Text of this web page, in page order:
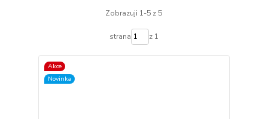
Zobrazuji 1-5 z 5
strana z 1
Akce
Novinka